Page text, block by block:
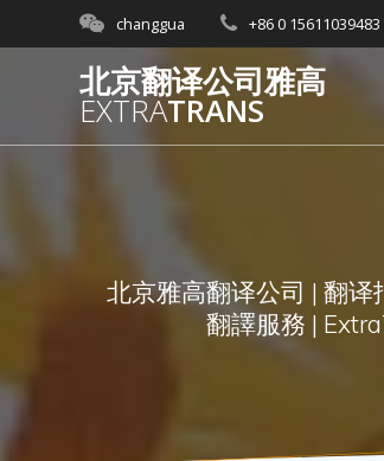
to
changgua +86 0 15611039483
北京翻译公司雅高
EXTRATRANS
北京雅高翻译公司 | 翻译
翻譯服務 |